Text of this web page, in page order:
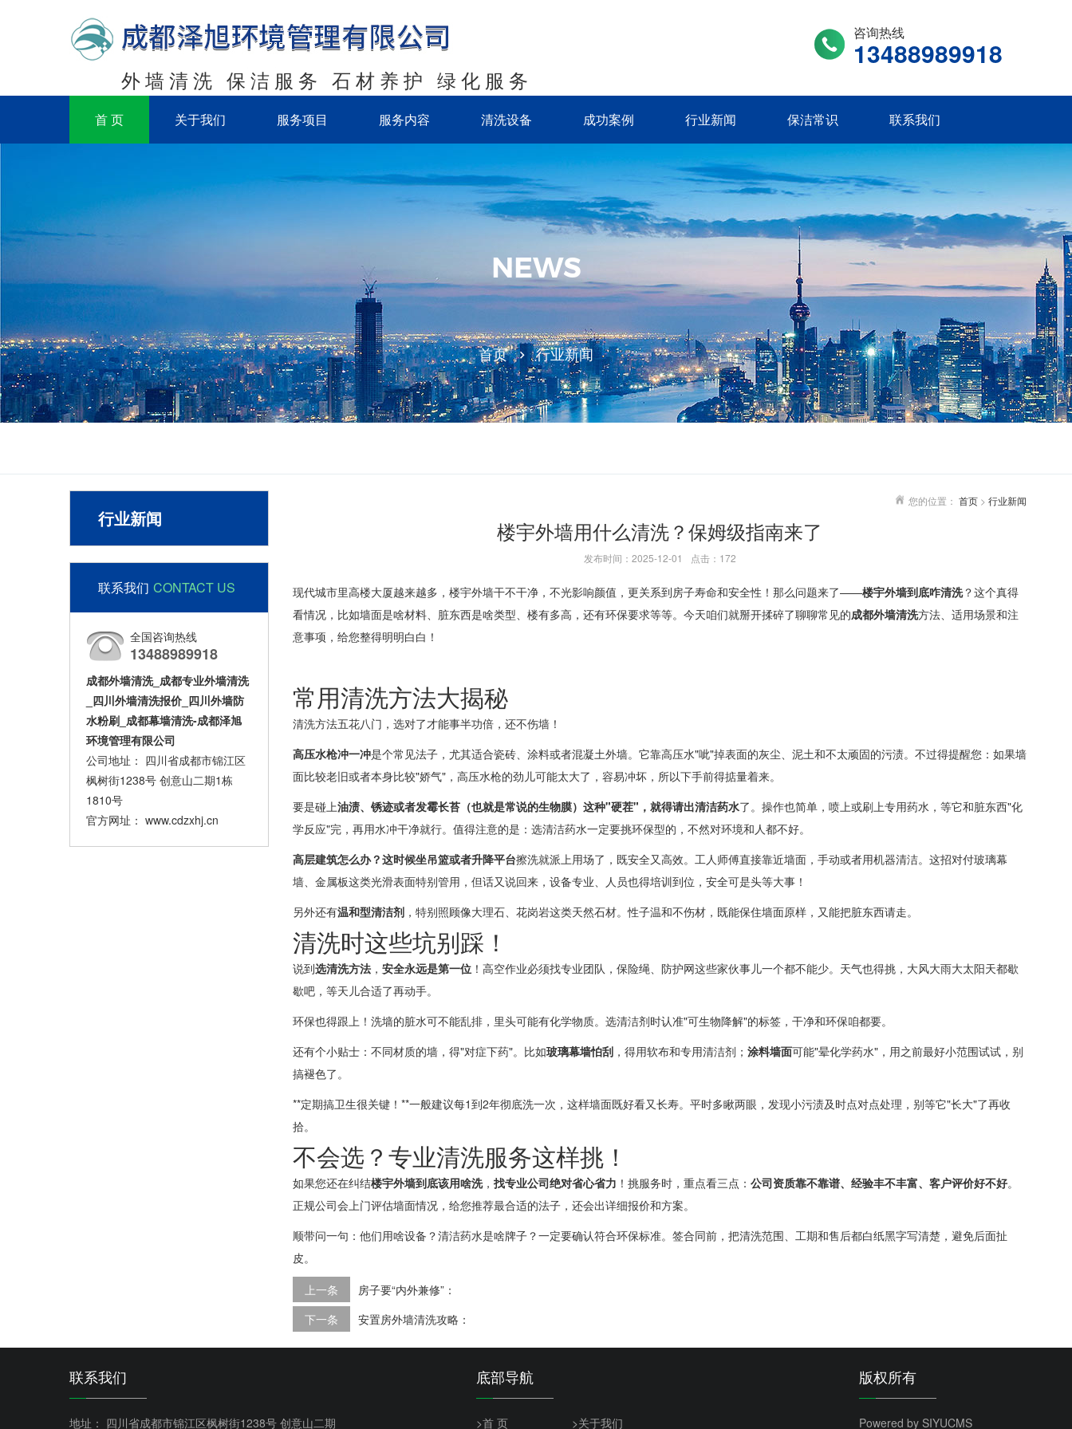
外墙清洗 保洁服务 石材养护 绿化服务
咨询热线
13488989918
首 页 关于我们 服务项目 服务内容 清洗设备 成功案例 行业新闻 保洁常识 联系我们
NEWS
首页 行业新闻
行业新闻
联系我们 CONTACT US
全国咨询热线
13488989918
成都外墙清洗_成都专业外墙清洗
_四川外墙清洗报价_四川外墙防
水粉刷_成都幕墙清洗-成都泽旭
环境管理有限公司
公司地址： 四川省成都市锦江区
枫树街1238号 创意山二期1栋
1810号
官方网址： www.cdzxhj.cn
您的位置： 首页 > 行业新闻
楼宇外墙用什么清洗？保姆级指南来了
发布时间：2025-12-01 点击：172
现代城市里高楼大厦越来越多，楼宇外墙干不干净，不光影响颜值，更关系到房子寿命和安全性！那么问题来了——楼宇外墙到底咋清洗？这个真得
看情况，比如墙面是啥材料、脏东西是啥类型、楼有多高，还有环保要求等等。今天咱们就掰开揉碎了聊聊常见的成都外墙清洗方法、适用场景和注
意事项，给您整得明明白白！
常用清洗方法大揭秘
清洗方法五花八门，选对了才能事半功倍，还不伤墙！
高压水枪冲一冲是个常见法子，尤其适合瓷砖、涂料或者混凝土外墙。它靠高压水"呲"掉表面的灰尘、泥土和不太顽固的污渍。 不过得提醒您 ：如果墙
面比较老旧或者本身比较"娇气"，高压水枪的劲儿可能太大了，容易冲坏，所以下手前得掂量着来。
要是碰上油渍、锈迹或者发霉长苔（也就是常说的生物膜） 这种"硬茬"，就得请出清洁药水了。操作也简单，喷上或刷上专用药水，等它和脏东西"化
学反应"完，再用水冲干净就行。 值得注意的是 ：选清洁药水一定要挑环保型的，不然对环境和人都不好。
高层建筑怎么办？这时候坐吊篮或者升降平台擦洗就派上用场了，既安全又高效。工人师傅直接靠近墙面，手动或者用机器清洁。这招对付玻璃幕
墙、金属板这类光滑表面特别管用， 但话又说回来 ，设备专业、人员也得培训到位，安全可是头等大事！
另外还有温和型清洁剂 ，特别照顾像大理石、花岗岩这类天然石材。性子温和不伤材，既能保住墙面原样，又能把脏东西请走。
清洗时这些坑别踩！
说到选清洗方法 ， 安全永远是第一位 ！高空作业必须找专业团队，保险绳、防护网这些家伙事儿一个都不能少。天气也得挑，大风大雨大太阳天都歇
歇吧，等天儿合适了再动手。
环保也得跟上！洗墙的脏水可不能乱排，里头可能有化学物质。选清洁剂时认准"可生物降解"的标签，干净和环保咱都要。
还有个小贴士 ：不同材质的墙，得"对症下药"。比如玻璃幕墙怕刮 ，得用软布和专用清洁剂； 涂料墙面可能"晕化学药水"，用之前最好小范围试试，别
搞褪色了。
**定期搞卫生很关键！**一般建议每1到2年彻底洗一次，这样墙面既好看又长寿。平时多瞅两眼，发现小污渍及时点对点处理，别等它"长大"了再收
拾。
不会选？专业清洗服务这样挑！
如果您还在纠结楼宇外墙到底该用啥洗， 找专业公司绝对省心省力 ！挑服务时，重点看三点： 公司资质靠不靠谱、经验丰不丰富、客户评价好不好。
正规公司会上门评估墙面情况，给您推荐最合适的法子，还会出详细报价和方案。
顺带问一句 ：他们用啥设备？清洁药水是啥牌子？一定要确认符合环保标准。签合同前，把清洗范围、工期和售后都白纸黑字写清楚，避免后面扯
皮。
上一条
房子要“内外兼修”：
下一条
安置房外墙清洗攻略：
联系我们
地址： 四川省成都市锦江区枫树街1238号 创意山二期
底部导航
>首 页 >关于我们
版权所有
Powered by SIYUCMS